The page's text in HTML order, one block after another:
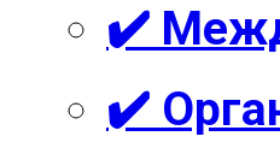
✔️
✔️